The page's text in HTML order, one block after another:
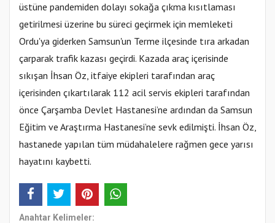
üstüne pandemiden dolayı sokağa çıkma kısıtlaması
getirilmesi üzerine bu süreci geçirmek için memleketi
Ordu'ya giderken Samsun'un Terme ilçesinde tıra arkadan
çarparak trafik kazası geçirdi. Kazada araç içerisinde
sıkışan İhsan Öz, itfaiye ekipleri tarafından araç
içerisinden çıkartılarak 112 acil servis ekipleri tarafından
önce Çarşamba Devlet Hastanesi’ne ardından da Samsun
Eğitim ve Araştırma Hastanesi’ne sevk edilmişti. İhsan Öz,
hastanede yapılan tüm müdahalelere rağmen gece yarısı
hayatını kaybetti.
Anahtar Kelimeler: